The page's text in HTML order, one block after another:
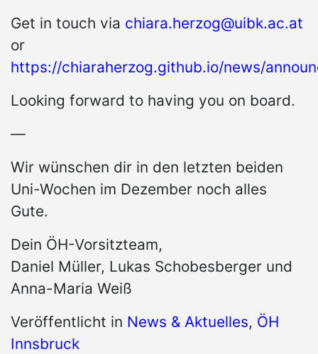
Get in touch via chiara.herzog@uibk.ac.at
or
https://chiaraherzog.github.io/news/
Looking forward to having you on board.
—
Wir wünschen dir in den letzten beiden
Uni-Wochen im Dezember noch alles
Gute.
Dein ÖH-Vorsitzteam,
Daniel Müller, Lukas Schobesberger und
Anna-Maria Weiß
Veröffentlicht in News & Aktuelles, ÖH
Innsbruck